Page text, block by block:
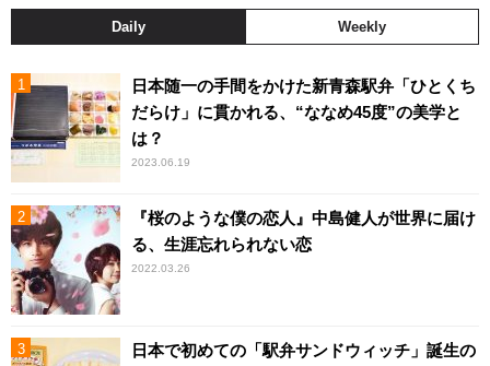
Daily Weekly
日本随一の手間をかけた新青森駅弁「ひとくち
だらけ」に貫かれる、“ななめ45度”の美学と
は？
2023.06.19
『桜のような僕の恋人』中島健人が世界に届け
る、生涯忘れられない恋
2022.03.26
日本で初めての「駅弁サンドウィッチ」誕生の